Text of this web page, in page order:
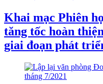
Khai mạc Phiên
tăng tốc hoàn
giai đoạn phát